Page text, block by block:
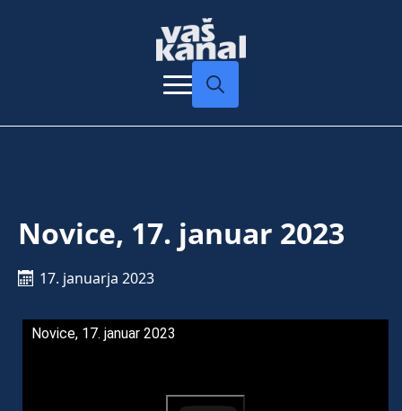
Novice, 17. januar 2023
17. januarja 2023
Novice, 17. januar 2023